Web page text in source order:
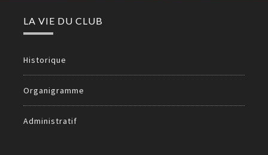
LA VIE DU CLUB
Historique
Organigramme
Administratif